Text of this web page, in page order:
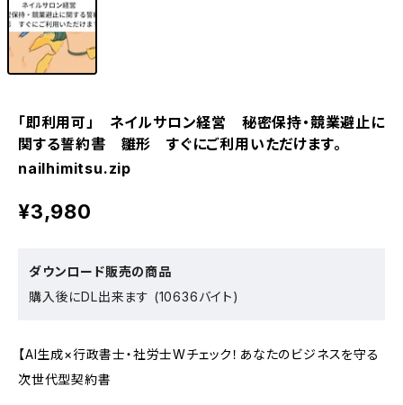
「即利用可」 ネイルサロン経営 秘密保持・競業避止に
関する誓約書 雛形 すぐにご利用いただけます。
nailhimitsu.zip
¥3,980
ダウンロード販売の商品
購入後にDL出来ます (10636バイト)
【AI生成×行政書士・社労士Wチェック！あなたのビジネスを守る
次世代型契約書